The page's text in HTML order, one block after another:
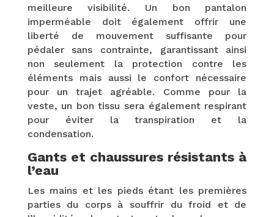
meilleure visibilité. Un bon pantalon
imperméable doit également offrir une
liberté de mouvement suffisante pour
pédaler sans contrainte, garantissant ainsi
non seulement la protection contre les
éléments mais aussi le confort nécessaire
pour un trajet agréable. Comme pour la
veste, un bon tissu sera également respirant
pour éviter la transpiration et la
condensation.
Gants et chaussures résistants à
l’eau
Les mains et les pieds étant les premières
parties du corps à souffrir du froid et de